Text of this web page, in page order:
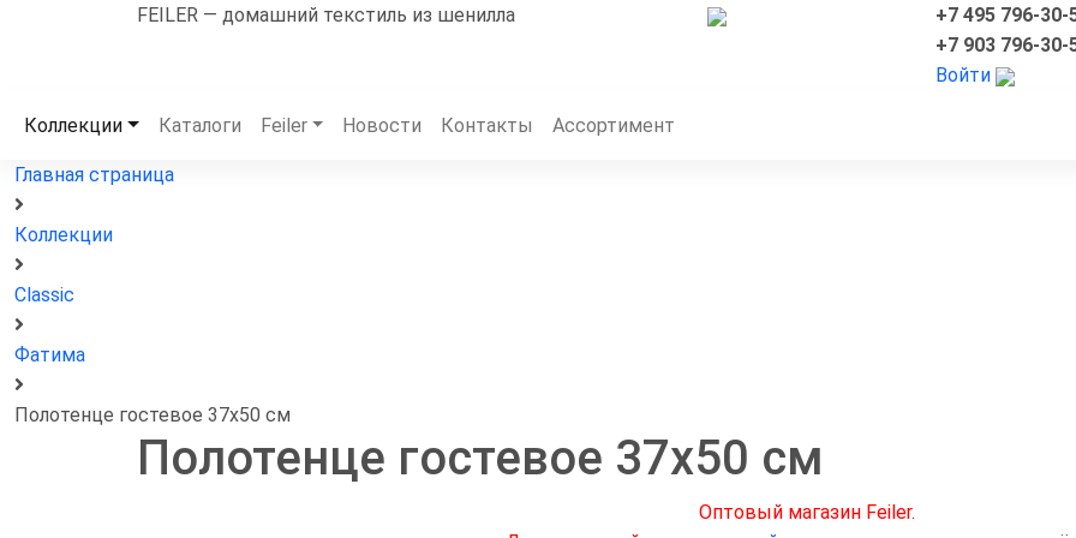
FEILER — домашний текстиль из шенилла
+7 495 796-30-
+7 903 796-30-
Войти
Коллекции Каталоги Feiler Новости Контакты Ассортимент
Главная страница
Коллекции
Classic
Фатима
Полотенце гостевое 37х50 см
Полотенце гостевое 37х50 см
Оптовый магазин Feiler.